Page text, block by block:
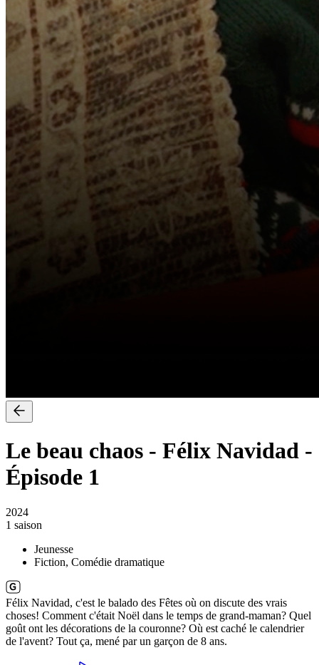
Le beau chaos - Félix Navidad -
Épisode 1
2024
1 saison
Jeunesse
Fiction, Comédie dramatique
Félix Navidad, c'est le balado des Fêtes où on discute des vrais
choses! Comment c'était Noël dans le temps de grand-maman? Quel
goût ont les décorations de la couronne? Où est caché le calendrier
de l'avent? Tout ça, mené par un garçon de 8 ans.